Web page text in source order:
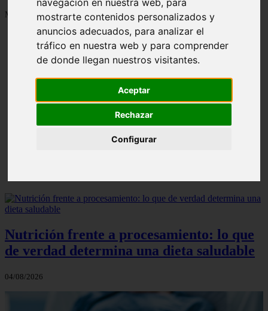
mostrarte contenidos personalizados y
anuncios adecuados, para analizar el
tráfico en nuestra web y para comprender
de donde llegan nuestros visitantes.
Aceptar
Rechazar
Configurar
Mostrando 1 - 24 de 1287 artículos
Contraindicaciones del espino amarillo: conocelas
ahora
Nutrición frente a procesamiento: lo que
de verdad determina una dieta saludable
04/08/2026